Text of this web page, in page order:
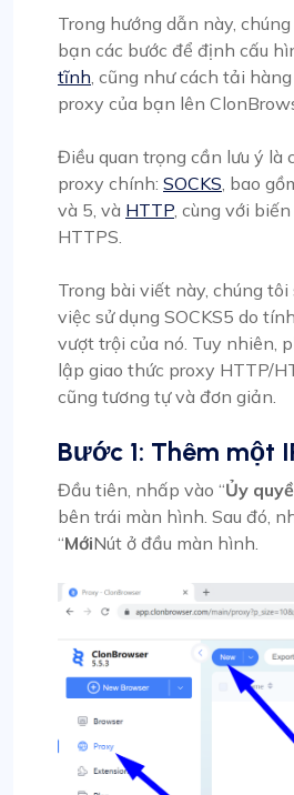
Trong hướng dẫn này,
bạn các bước để định cấu
tĩnh, cũng như cách tải
proxy của bạn lên
Điều quan trọng cần lưu ý là
proxy chính: SOCKS, bao
và 5, và HTTP, cùng với
HTTPS.
Trong bài viết này, chúng
việc sử dụng SOCKS5 do
vượt trội của nó. Tuy nhiên,
lập giao thức proxy HTTP/
cũng tương tự và đơn giản.
Bước 1: Thêm một
Đầu tiên, nhấp vào “Ủy
bên trái màn hình. Sau đó,
“MớiNút ở đầu màn hình.